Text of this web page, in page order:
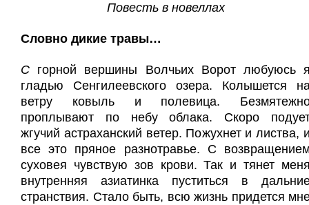
Повесть в новеллах
Словно дикие травы…
С горной вершины Волчьих Ворот любуюсь
гладью Сенгилеевского озера. Колышется
ветру ковыль и полевица.
проплывают по небу облака. Скоро
жгучий астраханский ветер. Пожухнет и листва,
все это пряное разнотравье. С
суховея чувствую зов крови. Так и тянет
внутренняя азиатинка пуститься в
странствия. Стало быть, всю жизнь придется